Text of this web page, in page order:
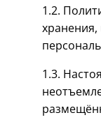
1.2.
1.3.